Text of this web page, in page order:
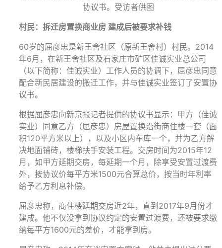
协议书。受访者供图
村民：拆迁房置换商业房 建成后被要求补钱
60岁的屈彦忠是新王舍社区（原新王舍村）村民。2014
年6月，在新王舍社区及石家庄市矿区佳诚实业总公司
（以下简称：佳诚实业）工作人员的协调下，屈彦忠同意
配合新民居建设的搬迁工作，并与佳诚实业签订了安置协
议书。
根据屈彦忠向新京报记者提供的协议书显示：甲方（佳诚
实业）同意乙方（屈彦忠）房屋置换沿街商住楼一套（面
积120平方米以上），以及小区内车库一个，并为乙方解
决地面铺砖，楼梯扶手安装工程。交房时间为2015年12
月，如甲方延期交房，每延期一个月，除享受安置过渡费
外，按协议价每平方米1500元合算总价，按当时年利率
给予乙方利息补偿。
屈彦忠称，商住楼延期交房近2年，直到2017年9月份才
建成。他不仅没拿到协议约定的安置过渡费，还被要求缴
纳每平方1600元的差价，才能拿到房。